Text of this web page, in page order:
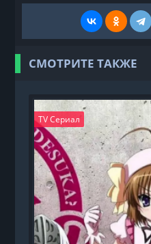
СМОТРИТЕ ТАКЖЕ
TV Сериал